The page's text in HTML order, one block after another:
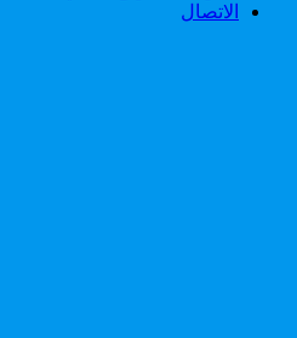
الاتصال